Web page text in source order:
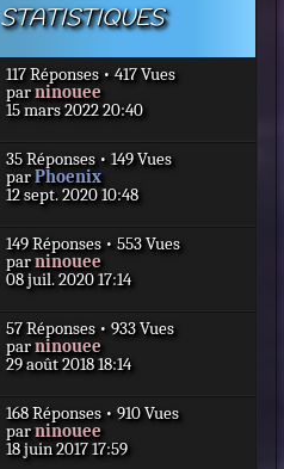
r
m
s
s
a
g
STATISTIQUES
117 Réponses • 417 Vues
D
e
i
e
r
e
s
s
a
e
parninouee
15 mars 2022 20:40
35 Réponses • 149 Vues
D
e
i
e
r
e
s
s
a
e
parPhoenix
12 sept. 2020 10:48
149 Réponses • 553 Vues
D
e
i
e
r
e
s
s
a
parninouee
08 juil. 2020 17:14
57 Réponses • 933 Vues
D
e
i
e
r
parninouee
29 août 2018 18:14
168 Réponses • 910 Vues
D
e
parninouee
18 juin 2017 17:59